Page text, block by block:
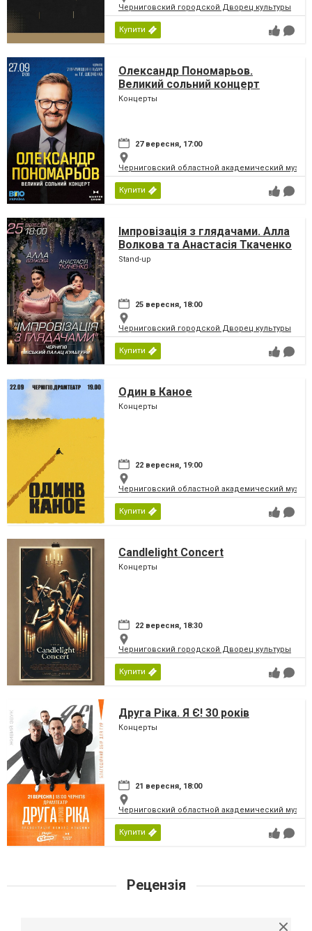
Черниговский городской Дворец культуры
Купити
Олександр Пономарьов.
Великий сольний концерт
Концерты
27 вересня, 17:00
Черниговский областной академический
Купити
Імпровізація з глядачами. Алла
Волкова та Анастасія Ткаченко
Stand-up
25 вересня, 18:00
Черниговский городской Дворец культуры
Купити
Один в Каное
Концерты
22 вересня, 19:00
Черниговский областной академический
Купити
Candlelight Concert
Концерты
22 вересня, 18:30
Черниговский городской Дворец культуры
Купити
Друга Ріка. Я Є! 30 років
Концерты
21 вересня, 18:00
Черниговский областной академический
Купити
Рецензія